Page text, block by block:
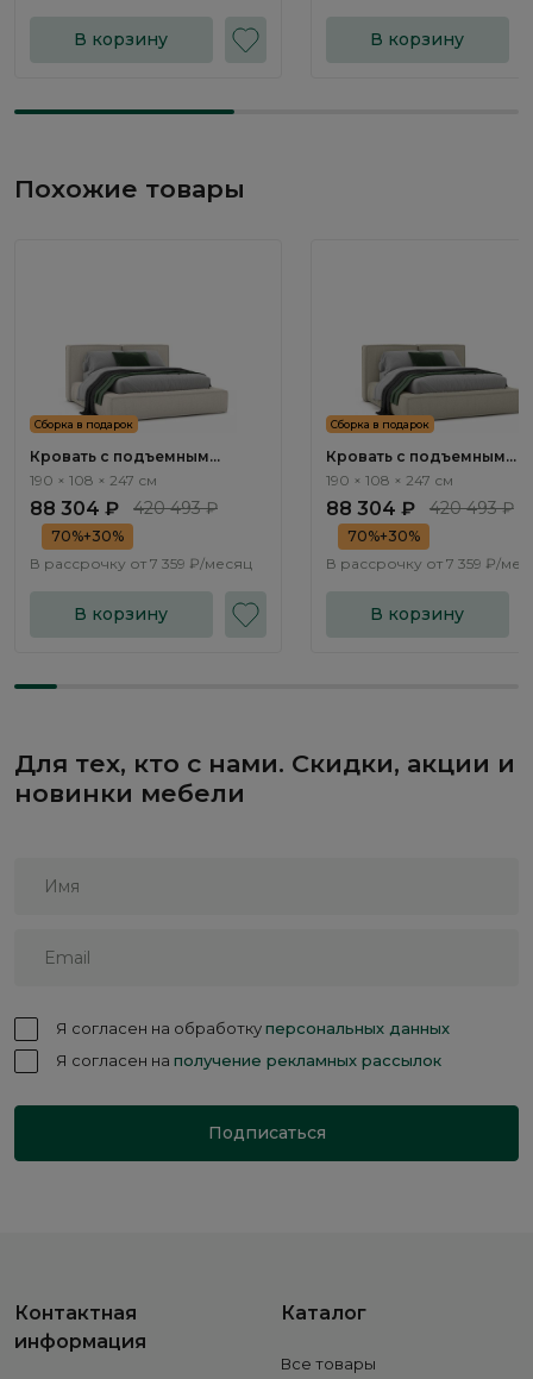
В корзину В корзину
Похожие товары
Сборка в подарок
Кровать с подъемным
механизмом Нью-Йорк / New
190 × 108 × 247 см
88 304 ₽ 420 493 ₽
70%+30%
В рассрочку от 7 359 ₽/месяц
В корзину
Сборка в подарок
Кровать с подъемным
механизмом Нью-Йорк /
190 × 108 × 247 см
88 304 ₽ 420 493 ₽
70%+30%
В рассрочку от 7 359 ₽/
В корзину
Для тех, кто с нами. Скидки, акции и
новинки мебели
Я согласен на обработкуперсональных данных
Я согласен на получение рекламных рассылок
Подписаться
Контактная
информация
Каталог
Все товары